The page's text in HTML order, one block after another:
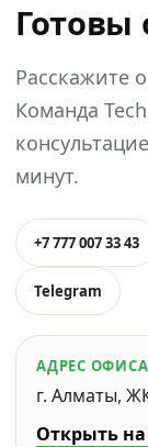
Готовы
Расскажите
Команда
минут.
+7 777 007 33 43
Telegram
АДРЕС ОФИСА
г. Алматы,
Открыть на